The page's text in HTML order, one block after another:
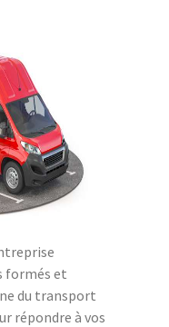
formés et
du transport
répondre à vos